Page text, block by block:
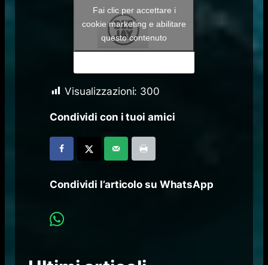
pic.twitter.
com/kHBS
Ajj7le
o
201
5
Fai clic per accettare i
cookie marketing e abilitare
questo contenuto
Visualizzazioni: 300
Condividi con i tuoi amici
Condividi l’articolo su WhatsApp